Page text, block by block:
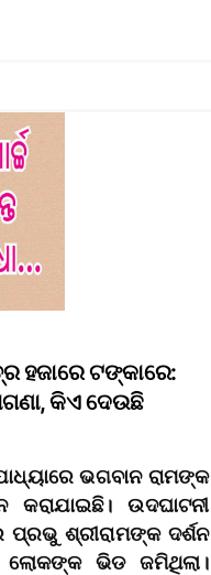
ହଜାରେ ଟଙ୍କାରେ:
କିଏ ଦେଉଛି
ଭଗବାନ ରାମଙ୍କ
ଉଦଘାଟନୀ
ଶ୍ରୀରାମଙ୍କ ଦର୍ଶନ
ଭିଡ ଜମିଥିଲା।